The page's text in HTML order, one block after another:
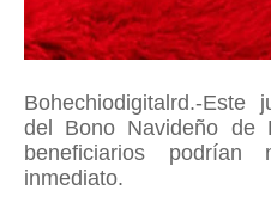
Bohechiodigitalrd.-
del Bono Navideño de
beneficiarios
inmediato.